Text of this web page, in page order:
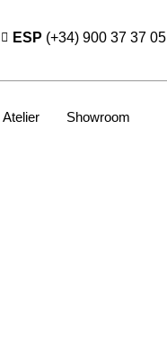
ESP (+34) 900 37 37 05
Atelier Showroom